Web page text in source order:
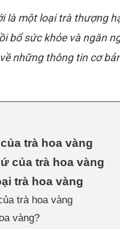
là một loại trà thượng
bổ sức khỏe và ngăn
những thông tin cơ
trà hoa vàng
của trà hoa vàng
trà hoa vàng
trà hoa vàng
vàng?